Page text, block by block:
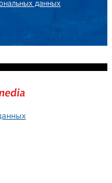
данных